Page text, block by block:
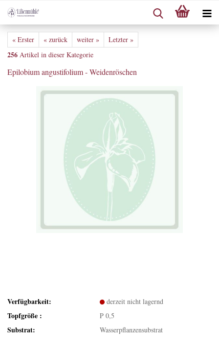
« Erster « zurück weiter » Letzter »
256 Artikel in dieser Kategorie
Epilobium angustifolium - Weidenröschen
Verfügbarkeit: derzeit nicht lagernd
Topfgröße : P 0,5
Substrat: Wasserpflanzensubstrat